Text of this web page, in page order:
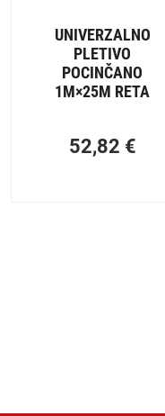
UNIVERZALNO
PLETIVO
POCINČANO
1M×25M RETA
52,82 €